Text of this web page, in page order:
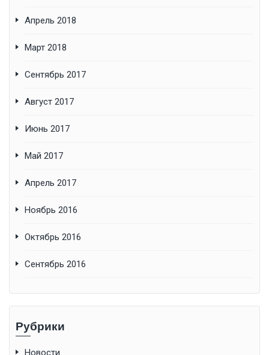
Апрель 2018
Март 2018
Сентябрь 2017
Август 2017
Июнь 2017
Май 2017
Апрель 2017
Ноябрь 2016
Октябрь 2016
Сентябрь 2016
Рубрики
Новости